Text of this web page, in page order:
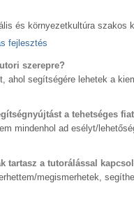
és környezetkultúra szakos
fejlesztés
szerepre?
ahol segítségére lehetek a
a tehetséges
mindenhol ad esélyt/
tartasz a tutorálással
megismerhetek,